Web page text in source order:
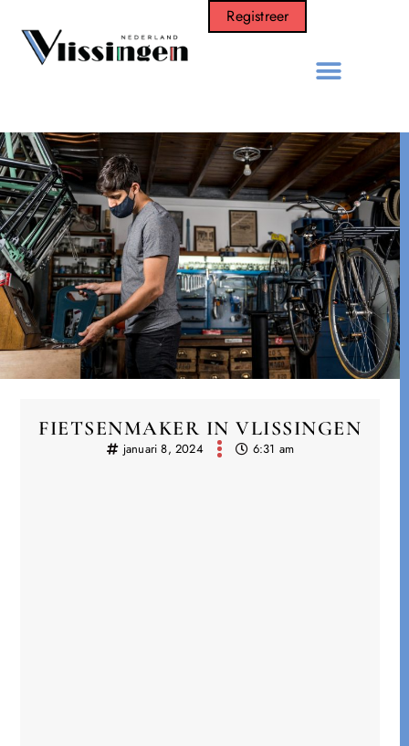
Registreer
FIETSENMAKER IN VLISSINGEN
januari 8, 2024 6:31 am